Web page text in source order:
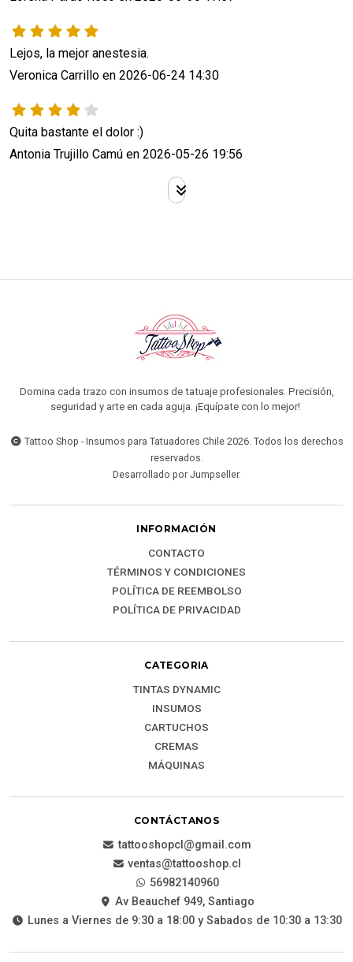
Lejos, la mejor anestesia.
Veronica Carrillo en 2026-06-24 14:30
Quita bastante el dolor :)
Antonia Trujillo Camú en 2026-05-26 19:56
Domina cada trazo con insumos de tatuaje profesionales. Precisión,
seguridad y arte en cada aguja. ¡Equípate con lo mejor!
Tattoo Shop - Insumos para Tatuadores Chile 2026. Todos los derechos
reservados.
Desarrollado por Jumpseller.
INFORMACIÓN
CONTACTO
TÉRMINOS Y CONDICIONES
POLÍTICA DE REEMBOLSO
POLÍTICA DE PRIVACIDAD
CATEGORIA
TINTAS DYNAMIC
INSUMOS
CARTUCHOS
CREMAS
MÁQUINAS
CONTÁCTANOS
tattooshopcl@gmail.com
ventas@tattooshop.cl
56982140960
Av Beauchef 949, Santiago
Lunes a Viernes de 9:30 a 18:00 y Sabados de 10:30 a 13:30